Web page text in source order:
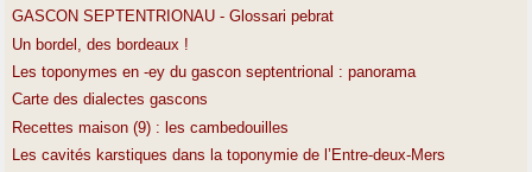
GASCON SEPTENTRIONAU - Glossari pebrat
Un bordel, des bordeaux !
Les toponymes en -ey du gascon septentrional : panorama
Carte des dialectes gascons
Recettes maison (9) : les cambedouilles
Les cavités karstiques dans la toponymie de l’Entre-deux-Mers